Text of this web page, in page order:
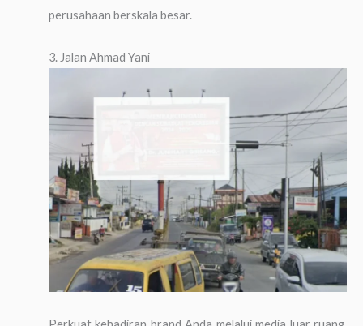
perusahaan berskala besar.
3. Jalan Ahmad Yani